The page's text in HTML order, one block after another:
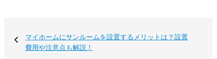
マイホームにサンルームを設置するメリットは？設置
費用や注意点も解説！